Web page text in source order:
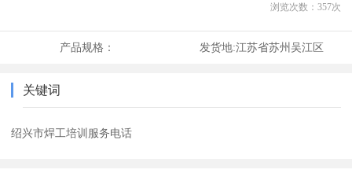
浏览次数： 357次
产品规格： 发货地:江苏省苏州吴江区
关键词
绍兴市焊工培训服务电话